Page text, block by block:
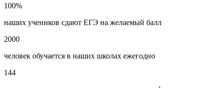
100%
наших учеников сдают ЕГЭ на желаемый балл
2000
человек обучается в наших школах ежегодно
144